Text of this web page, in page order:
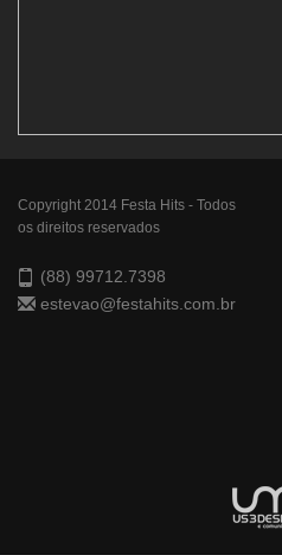
os direitos reservados
estevao@festahits.com.br